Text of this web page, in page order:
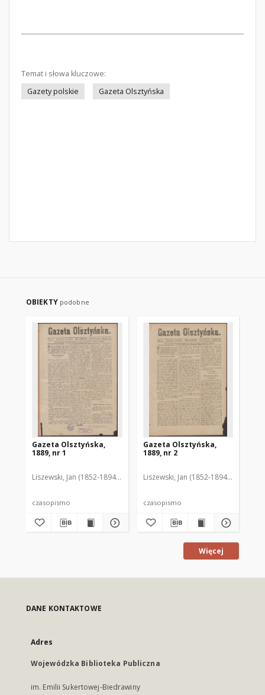
Temat i słowa kluczowe:
Gazety polskie
Gazeta Olsztyńska
OBIEKTY podobne
Gazeta Olsztyńska,
1889, nr 1
Liszewski, Jan (1852-1894). Red.
czasopismo
Gazeta Olsztyńska,
1889, nr 2
Liszewski, Jan (1852-1894). Red.
czasopismo
Więcej
DANE KONTAKTOWE
Adres
Wojewódzka Biblioteka Publiczna
im. Emilii Sukertowej-Biedrawiny